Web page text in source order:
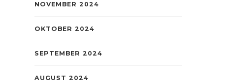
NOVEMBER 2024
OKTOBER 2024
SEPTEMBER 2024
AUGUST 2024